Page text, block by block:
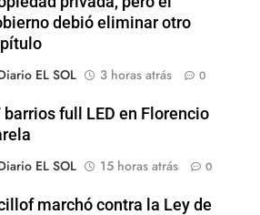
debió eliminar otro
EL SOL
3 horas atrás 0
barrios full LED en Florencio
EL SOL
15 horas atrás 0
marchó contra la Ley de